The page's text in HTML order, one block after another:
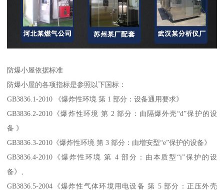
防爆小屋依据标准
防爆小屋的各项指标是参照以下国标：
GB3836.1-2010 《爆炸性环境 第 1 部分：设备通用要求》
GB3836.2-2010《爆炸性环境 第 2 部分：由隔爆外壳“d”保护的设
备 》
GB3836.3-2010《爆炸性环境 第 3 部分：由增安型“e”保护的设备》
GB3836.4-2010《爆炸性环境 第 4 部分：由本质型“i”保护的设
备》、
GB3836.5-2004《爆炸性气体环境用电设备 第 5 部分：正压外壳